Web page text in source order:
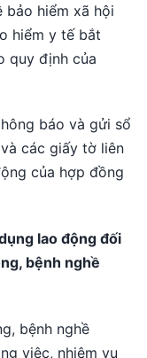
bảo hiểm xã hội
hiểm y tế bắt
quy định của
báo và gửi sổ
các giấy tờ liên
của hợp đồng
lao động đối
bệnh nghề
bệnh nghề
việc, nhiệm vụ